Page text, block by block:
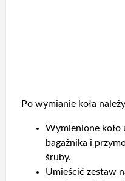
Po wymianie koła
Wymienione koło
bagażnika i
śruby.
Umieścić zestaw